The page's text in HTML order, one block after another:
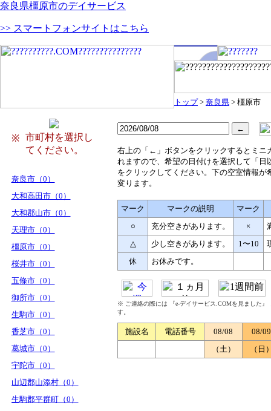
奈良県橿原市のデイサービス
>> スマートフォンサイトはこちら
トップ> 奈良県 > 橿原市
※
市町村を選択し
てください。
奈良市（0）
大和高田市（0）
大和郡山市（0）
天理市（0）
橿原市（0）
桜井市（0）
五條市（0）
御所市（0）
生駒市（0）
香芝市（0）
葛城市（0）
宇陀市（0）
山辺郡山添村（0）
生駒郡平群町（0）
右上の「←」ボタンをクリックするとミニ
れますので、希望の日付けを選択して「日
をクリックしてください。下の空室情報が
変ります。
マーク マークの説明
マーク
○
充分空きがあります。 ×
△
少し空きがあります。 1〜10
休
お休みです。
※ ご連絡の際には 『e-デイサービス.COMを見ました
す。
施設名 電話番号 08/08
08/09
（土）
（日